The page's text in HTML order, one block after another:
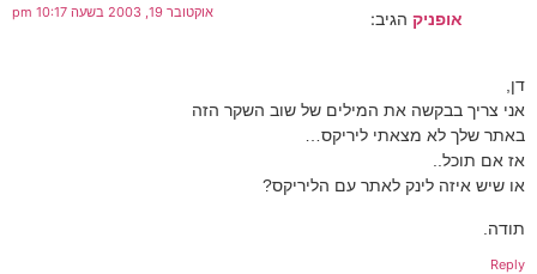
אופניק הגיב: אוקטובר 19, 2003 בשעה 10:17 pm
דן,
אני צריך בבקשה את המילים של שוב השקר הזה
באתר שלך לא מצאתי ליריקס…
אז אם תוכל..
או שיש איזה לינק לאתר עם הליריקס?
תודה.
Reply